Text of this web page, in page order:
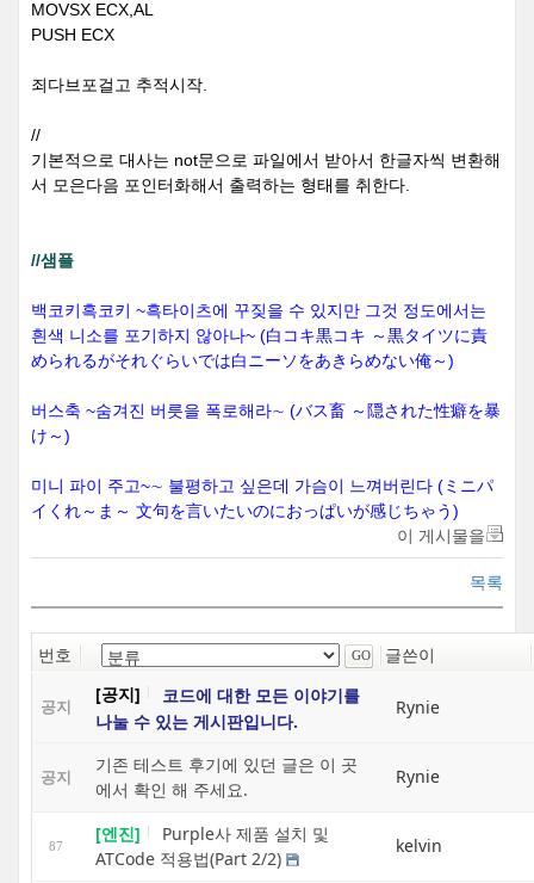
MOVSX ECX,AL
PUSH ECX
죄다브포걸고 추적시작.
//
기본적으로 대사는 not문으로 파일에서 받아서 한글자씩 변환해
서 모은다음 포인터화해서 출력하는 형태를 취한다.
//샘플
백코키흑코키 ~흑타이츠에 꾸짖을 수 있지만 그것 정도에서는
흰색 니소를 포기하지 않아나~ (白コキ黒コキ ～黒タイツに責
められるがそれぐらいでは白ニーソをあきらめない俺～)
버스축 ~숨겨진 버릇을 폭로해라∼ (バス畜 ～隠された性癖を暴
け～)
미니 파이 주고~∼ 불평하고 싶은데 가슴이 느껴버린다 (ミニパ
イくれ～ま～ 文句を言いたいのにおっぱいが感じちゃう)
이 게시물을
목록
번호 글쓴이
공지
[공지]
코드에 대한 모든 이야기를
나눌 수 있는 게시판입니다.
Rynie
공지
기존 테스트 후기에 있던 글은 이 곳
에서 확인 해 주세요.
Rynie
87
[엔진]
Purple사 제품 설치 및
ATCode 적용법(Part 2/2)
kelvin